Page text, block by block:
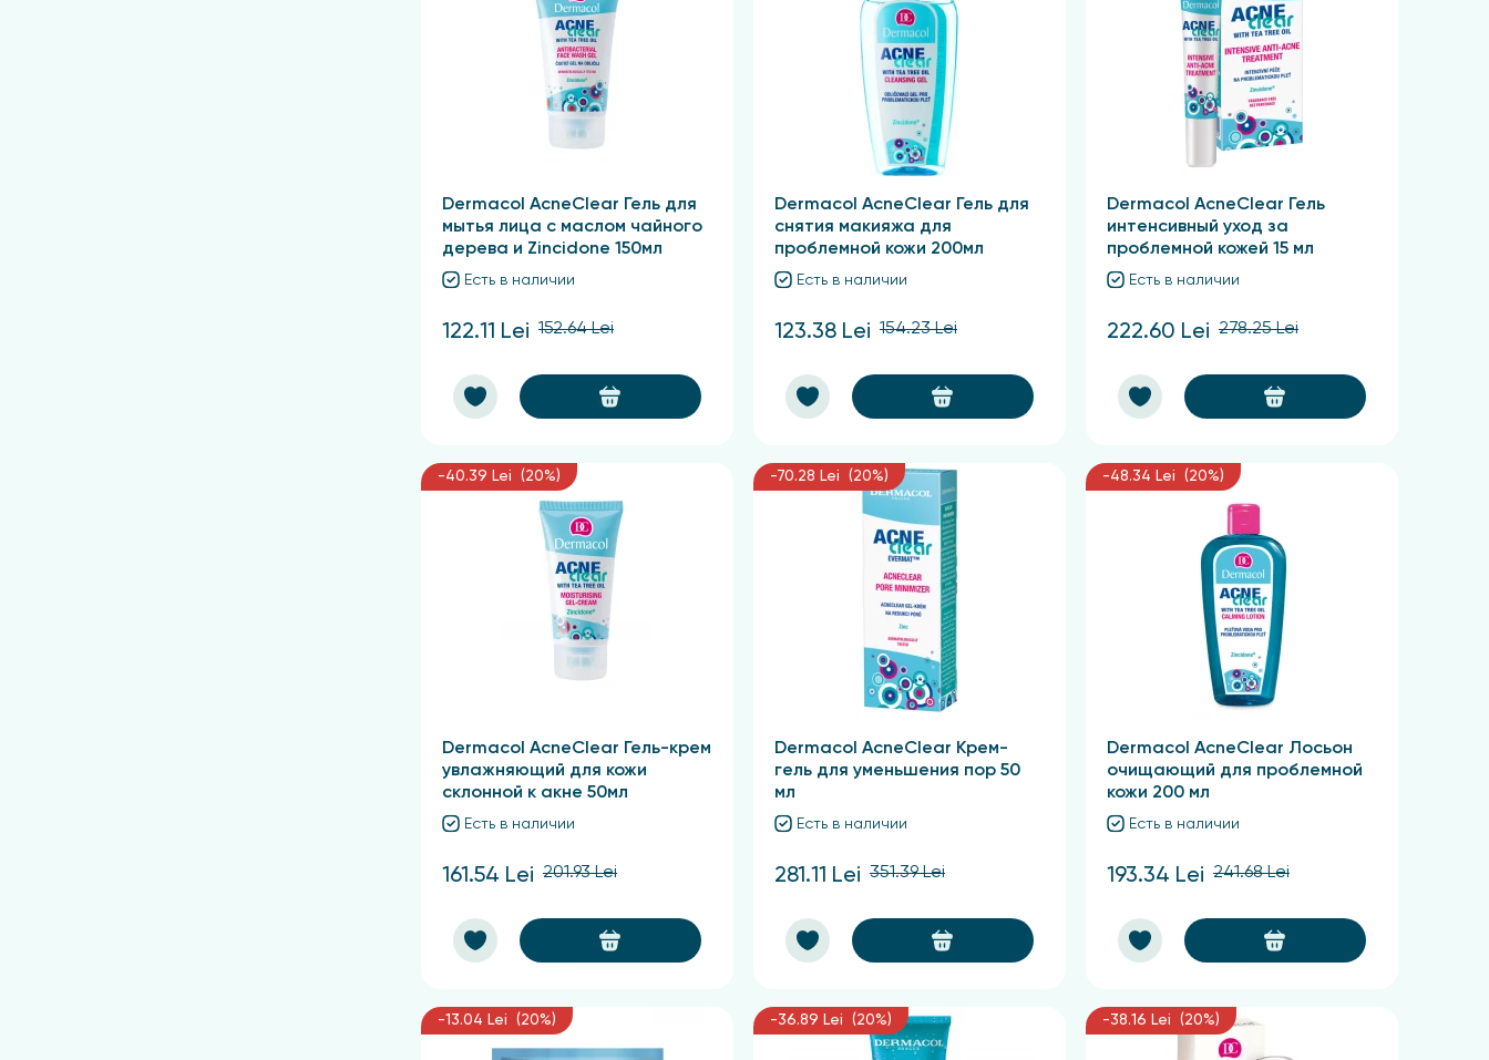
Dermacol AcneClear Гель для
мытья лица с маслом чайного
дерева и Zincidone 150мл
Есть в наличии
122.11 Lei 152.64 Lei
Dermacol AcneClear Гель для
снятия макияжа для
проблемной кожи 200мл
Есть в наличии
123.38 Lei 154.23 Lei
Dermacol AcneClear Гель
интенсивный уход за
проблемной кожей 15 мл
Есть в наличии
222.60 Lei 278.25 Lei
-40.39 Lei (20%)
Dermacol AcneClear Гель-крем
увлажняющий для кожи
склонной к акне 50мл
Есть в наличии
161.54 Lei 201.93 Lei
-70.28 Lei (20%)
Dermacol AcneClear Крем-
гель для уменьшения пор 50
мл
Есть в наличии
281.11 Lei 351.39 Lei
-48.34 Lei (20%)
Dermacol AcneClear Лосьон
очищающий для проблемной
кожи 200 мл
Есть в наличии
193.34 Lei 241.68 Lei
-13.04 Lei (20%) -36.89 Lei (20%) -38.16 Lei (20%)